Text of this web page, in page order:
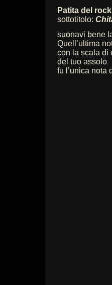
Patita del rock
sottotitolo:
suonavi bene
Quell’ultima
con la scala di
del tuo assolo
fu l’unica nota